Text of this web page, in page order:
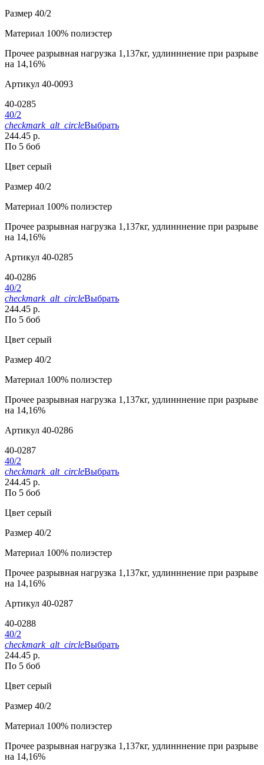
Размер 40/2
Материал 100% полиэстер
Прочее разрывная нагрузка 1,137кг, удлинннение при разрыве
на 14,16%
Артикул 40-0093
40-0285
40/2
checkmark_alt_circleВыбрать
244.45 р.
По 5 боб
Цвет серый
Размер 40/2
Материал 100% полиэстер
Прочее разрывная нагрузка 1,137кг, удлинннение при разрыве
на 14,16%
Артикул 40-0285
40-0286
40/2
checkmark_alt_circleВыбрать
244.45 р.
По 5 боб
Цвет серый
Размер 40/2
Материал 100% полиэстер
Прочее разрывная нагрузка 1,137кг, удлинннение при разрыве
на 14,16%
Артикул 40-0286
40-0287
40/2
checkmark_alt_circleВыбрать
244.45 р.
По 5 боб
Цвет серый
Размер 40/2
Материал 100% полиэстер
Прочее разрывная нагрузка 1,137кг, удлинннение при разрыве
на 14,16%
Артикул 40-0287
40-0288
40/2
checkmark_alt_circleВыбрать
244.45 р.
По 5 боб
Цвет серый
Размер 40/2
Материал 100% полиэстер
Прочее разрывная нагрузка 1,137кг, удлинннение при разрыве
на 14,16%